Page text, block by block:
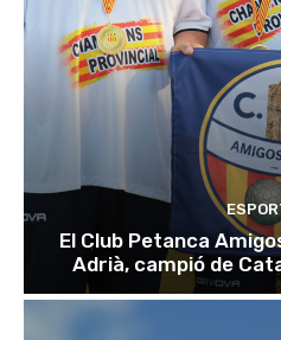
El Club Petanca
Adrià, campió de